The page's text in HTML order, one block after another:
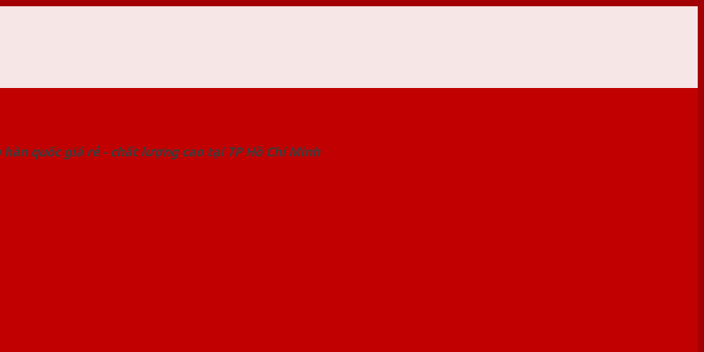
quốc giá rẻ - chất lượng cao tại TP Hồ Chí Minh